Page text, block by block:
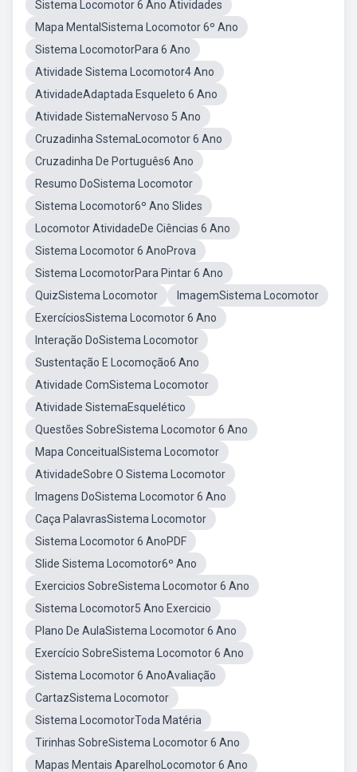
Sistema Locomotor 6 Ano Atividades
Mapa MentalSistema Locomotor 6º Ano
Sistema LocomotorPara 6 Ano
Atividade Sistema Locomotor4 Ano
AtividadeAdaptada Esqueleto 6 Ano
Atividade SistemaNervoso 5 Ano
Cruzadinha SstemaLocomotor 6 Ano
Cruzadinha De Português6 Ano
Resumo DoSistema Locomotor
Sistema Locomotor6º Ano Slides
Locomotor AtividadeDe Ciências 6 Ano
Sistema Locomotor 6 AnoProva
Sistema LocomotorPara Pintar 6 Ano
QuizSistema Locomotor
ImagemSistema Locomotor
ExercíciosSistema Locomotor 6 Ano
Interação DoSistema Locomotor
Sustentação E Locomoção6 Ano
Atividade ComSistema Locomotor
Atividade SistemaEsquelético
Questões SobreSistema Locomotor 6 Ano
Mapa ConceitualSistema Locomotor
AtividadeSobre O Sistema Locomotor
Imagens DoSistema Locomotor 6 Ano
Caça PalavrasSistema Locomotor
Sistema Locomotor 6 AnoPDF
Slide Sistema Locomotor6º Ano
Exercicios SobreSistema Locomotor 6 Ano
Sistema Locomotor5 Ano Exercicio
Plano De AulaSistema Locomotor 6 Ano
Exercício SobreSistema Locomotor 6 Ano
Sistema Locomotor 6 AnoAvaliação
CartazSistema Locomotor
Sistema LocomotorToda Matéria
Tirinhas SobreSistema Locomotor 6 Ano
Mapas Mentais AparelhoLocomotor 6 Ano